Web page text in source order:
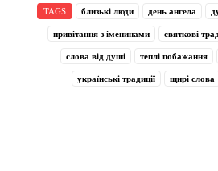
TAGS близькі люди день ангела
привітання з іменинами святкові
слова від душі теплі побажання
українські традиції щирі слова